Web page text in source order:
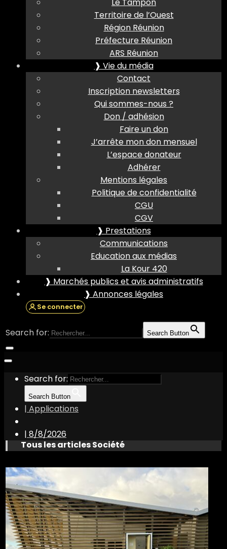
Territoire de l’Ouest
Région Réunion
Préfecture Réunion
ARS Réunion
❱ Vie du média
Contact
Inscription newsletters
Qui sommes-nous ?
Don / adhésion
Faire un don
J’arrête mon don mensuel
L’espace donateur
Adhérer
Mentions légales
Politique de confidentialité
CGU
CGV
❱ Prestations
Communications
Education aux médias
La Kour 420
❱ Marchés publics et avis administratifs
❱ Annonces légales
Se connecter
Search for: Search Button
Search for:
Search Button
| Applications
| 8/8/2026
Tous les articles Société